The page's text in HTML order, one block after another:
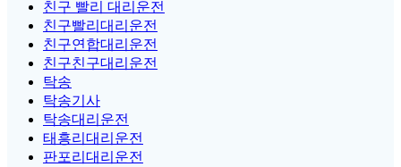
친구 빨리 대리운전
친구빨리대리운전
친구연합대리운전
친구친구대리운전
탁송
탁송기사
탁송대리운전
태흥리대리운전
판포리대리운전